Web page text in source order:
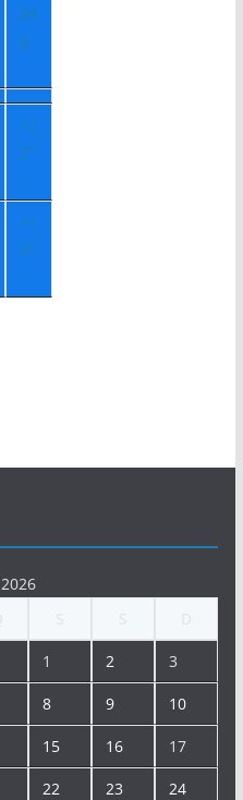
Se
g
+2
2°
+1
4°
1 2 3
8 9 10
15 16 17
22 23 24